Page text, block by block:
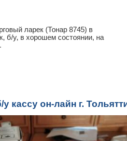
ларек (Тонар 8745) в
б/у, в хорошем состоянии, на
кассу он-лайн г.